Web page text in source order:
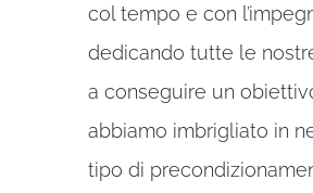
col tempo e con
dedicando tutte le
a conseguire un
abbiamo imbrigliato in
tipo di